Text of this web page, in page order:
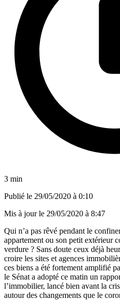
3 min
Publié le 29/05/2020 à 0:10
Mis à jour le 29/05/2020 à 8:47
Qui n’a pas rêvé pendant le
appartement ou son petit extérieur
verdure ? Sans doute ceux déjà
croire les sites et agences
ces biens a été fortement amplifié
le Sénat a adopté ce matin un
l’immobilier, lancé bien avant la
autour des changements que le